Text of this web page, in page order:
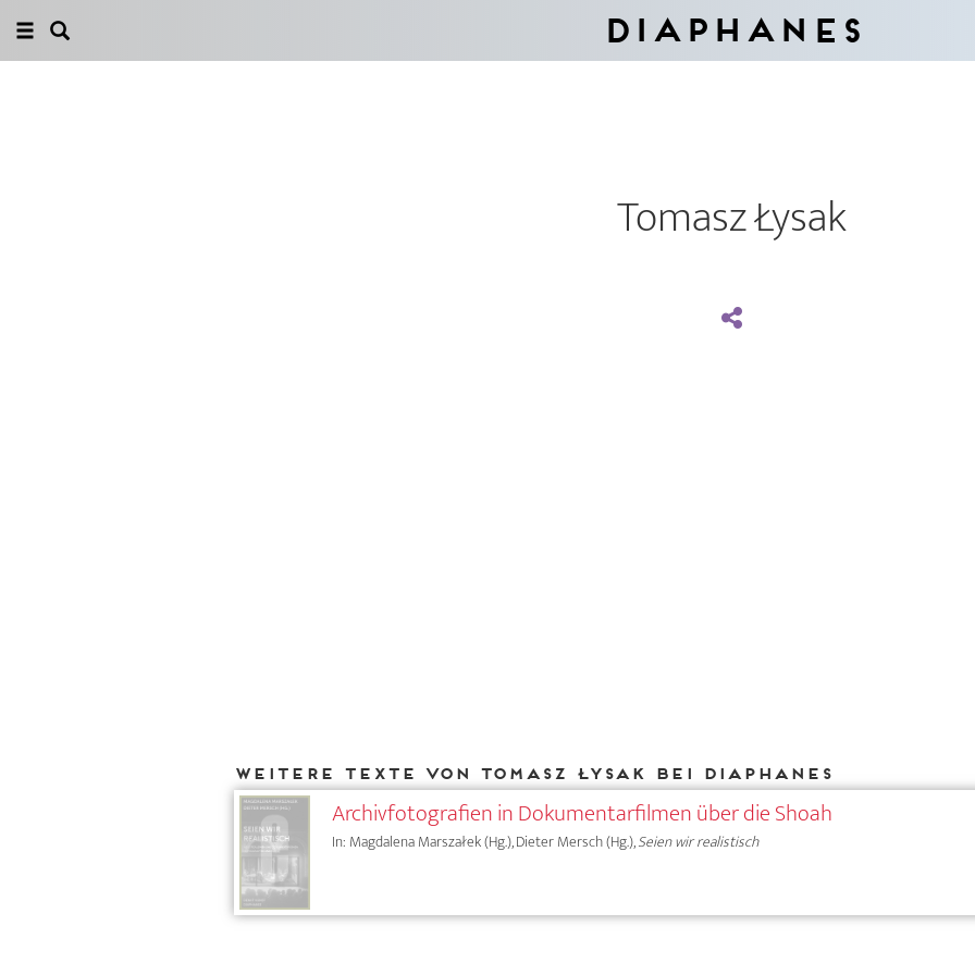
Diaphanes
Tomasz Łysak
Weitere Texte von Tomasz Łysak bei DIAPHANES
Archivfotografien in Dokumentarfilmen über die Shoah
In: Magdalena Marszałek (Hg.), Dieter Mersch (Hg.),Seien wir realistisch